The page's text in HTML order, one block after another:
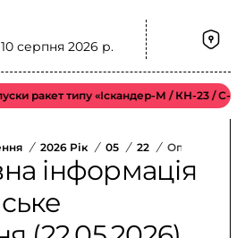
10 серпня 2026 р.
типу «Іскандер-М / КН-23 / С-300».
/ 2026 Рік / 05 / 22 / Оперативна
інформація